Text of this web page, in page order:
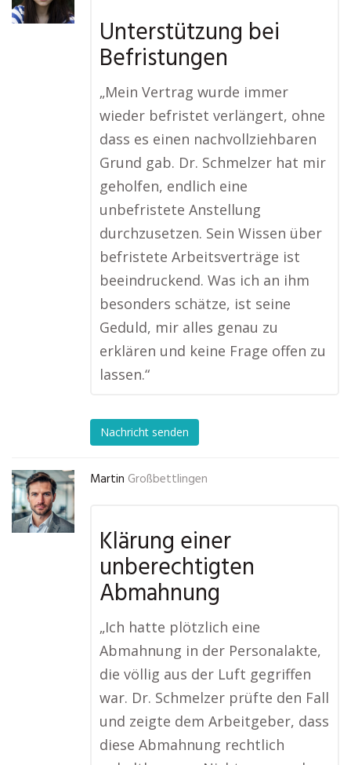
Unterstützung bei
Befristungen
„Mein Vertrag wurde immer
wieder befristet verlängert, ohne
dass es einen nachvollziehbaren
Grund gab. Dr. Schmelzer hat mir
geholfen, endlich eine
unbefristete Anstellung
durchzusetzen. Sein Wissen über
befristete Arbeitsverträge ist
beeindruckend. Was ich an ihm
besonders schätze, ist seine
Geduld, mir alles genau zu
erklären und keine Frage offen zu
lassen.“
Nachricht senden
Martin Großbettlingen
Klärung einer
unberechtigten
Abmahnung
„Ich hatte plötzlich eine
Abmahnung in der Personalakte,
die völlig aus der Luft gegriffen
war. Dr. Schmelzer prüfte den Fall
und zeigte dem Arbeitgeber, dass
diese Abmahnung rechtlich